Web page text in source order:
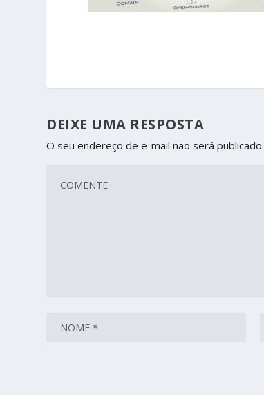
DEIXE UMA RESPOSTA
O seu endereço de e-mail não será publicado.